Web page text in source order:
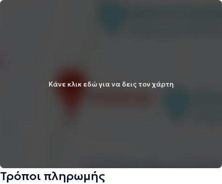
Κάνε κλικ εδώ για να δεις τον χάρτη
Τρόποι πληρωμής